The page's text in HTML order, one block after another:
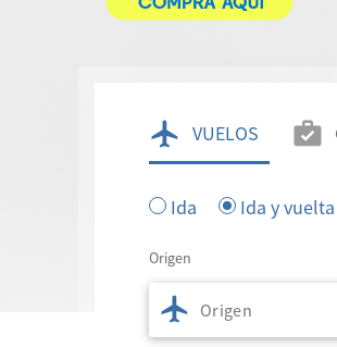
VUELOS
Ida Ida y vuelta
Origen